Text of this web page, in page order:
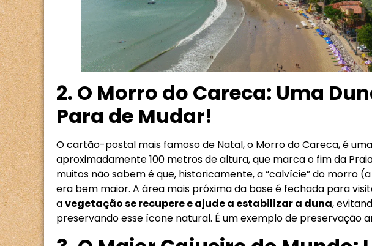
2. O Morro do Careca: Uma
Para de Mudar!
O cartão-postal mais famoso de Natal, o Morro do Careca, é
aproximadamente 100 metros de altura, que marca o fim da
muitos não sabem é que, historicamente, a “calvície” do morro
era bem maior. A área mais próxima da base é fechada para
avegetação se recupere e ajude a estabilizar a duna,
preservando esse ícone natural. É um exemplo de preservação